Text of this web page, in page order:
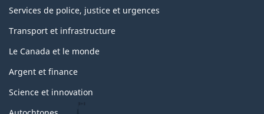
Services de police, justice et urgences
Transport et infrastructure
Le Canada et le monde
Argent et finance
Science et innovation